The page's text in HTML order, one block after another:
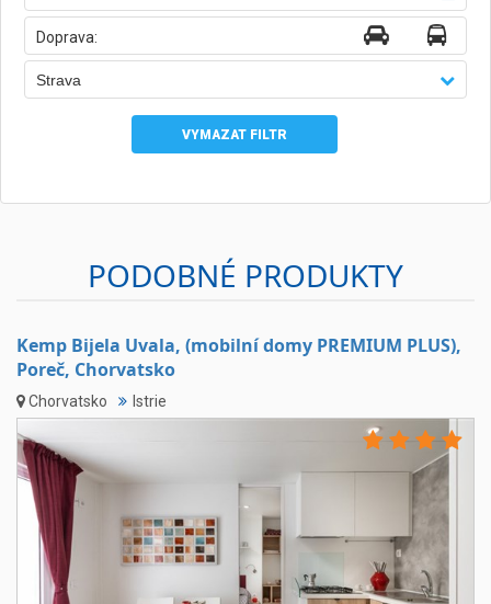
Doprava:
Strava
VYMAZAT FILTR
PODOBNÉ PRODUKTY
Kemp Bijela Uvala, (mobilní domy PREMIUM PLUS),
Poreč, Chorvatsko
Chorvatsko Istrie